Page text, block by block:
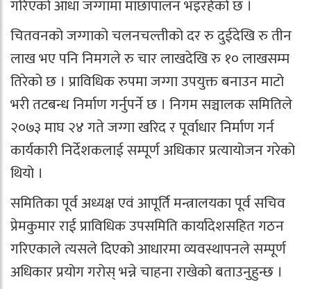
गरिएको आधा जग्गामा माछापालन भइरहेको छ ।
चितवनको जग्गाको चलनचल्तीको दर रु दुईदेखि रु तीन
लाख भए पनि निमगले रु चार लाखदेखि रु १० लाखसम्म
तिरेको छ । प्राविधिक रुपमा जग्गा उपयुक्त बनाउन माटो
भरी तटबन्ध निर्माण गर्नुपर्ने छ । निगम सञ्चालक समितिले
२०७३ माघ २४ गते जग्गा खरिद र पूर्वाधार निर्माण गर्न
कार्यकारी निर्देशकलाई सम्पूर्ण अधिकार प्रत्यायोजन गरेको
थियो ।
समितिका पूर्व अध्यक्ष एवं आपूर्ति मन्त्रालयका पूर्व सचिव
प्रेमकुमार राई प्राविधिक उपसमिति कार्यादेशसहित गठन
गरिएकाले त्यसले दिएको आधारमा व्यवस्थापनले सम्पूर्ण
अधिकार प्रयोग गरोस् भन्ने चाहना राखेको बताउनुहुन्छ ।